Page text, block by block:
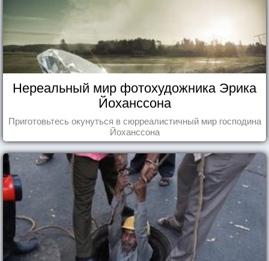
Нереальный мир фотохудожника Эрика
Йоханссона
Приготовьтесь окунуться в сюрреалистичный мир господина
Йоханссона